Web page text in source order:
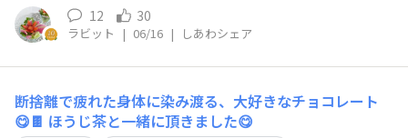
12 30
ラビット | 06/16 | しあわシェア
断捨離で疲れた身体に染み渡る、大好きなチョコレート
😋🍫 ほうじ茶と一緒に頂きました😋